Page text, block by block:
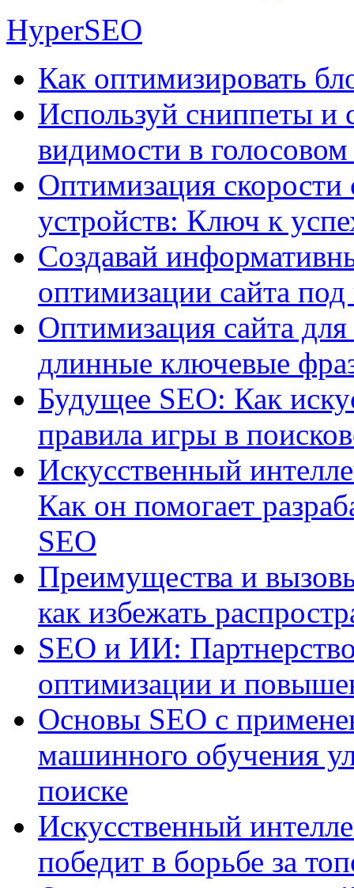
HyperSEO
Как оптимизировать
Используй сниппеты и
видимости в
Оптимизация
устройств: Ключ к
Создавай
оптимизации сайта
Оптимизация сайта
длинные ключевые
Будущее SEO: Как
правила игры в
Искусственный
Как он помогает
SEO
Преимущества и
как избежать
SEO и ИИ:
оптимизации и
Основы SEO с
машинного обучения
поиске
Искусственный
победит в борьбе за